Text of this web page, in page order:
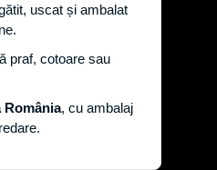
uscat și ambalat
praf, cotoare sau
România, cu ambalaj